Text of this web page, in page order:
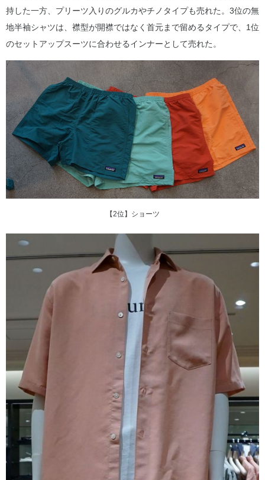
持した一方、プリーツ入りのグルカやチノタイプも売れた。3位の無
地半袖シャツは、襟型が開襟ではなく首元まで留めるタイプで、1位
のセットアップスーツに合わせるインナーとして売れた。
【2位】ショーツ